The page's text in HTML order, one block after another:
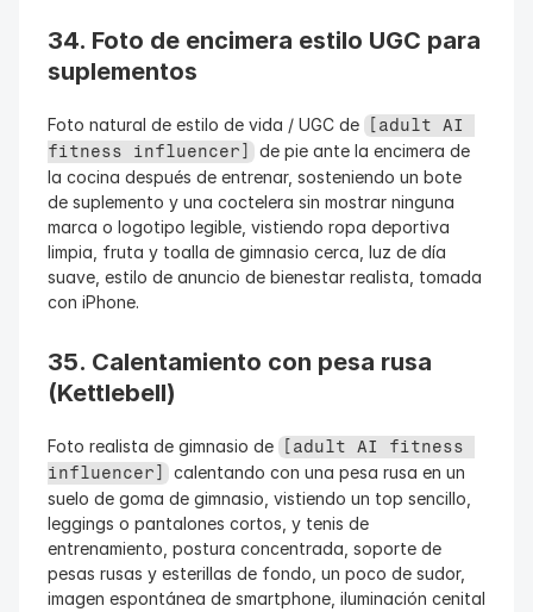
34. Foto de encimera estilo UGC para
suplementos
Foto natural de estilo de vida / UGC de
[adult AI
fitness influencer] de pie ante la encimera de
la cocina después de entrenar, sosteniendo un bote
de suplemento y una coctelera sin mostrar ninguna
marca o logotipo legible, vistiendo ropa deportiva
limpia, fruta y toalla de gimnasio cerca, luz de día
suave, estilo de anuncio de bienestar realista, tomada
con iPhone.
35. Calentamiento con pesa rusa
(Kettlebell)
Foto realista de gimnasio de
[adult AI fitness
influencer] calentando con una pesa rusa en un
suelo de goma de gimnasio, vistiendo un top sencillo,
leggings o pantalones cortos, y tenis de
entrenamiento, postura concentrada, soporte de
pesas rusas y esterillas de fondo, un poco de sudor,
imagen espontánea de smartphone, iluminación cenital